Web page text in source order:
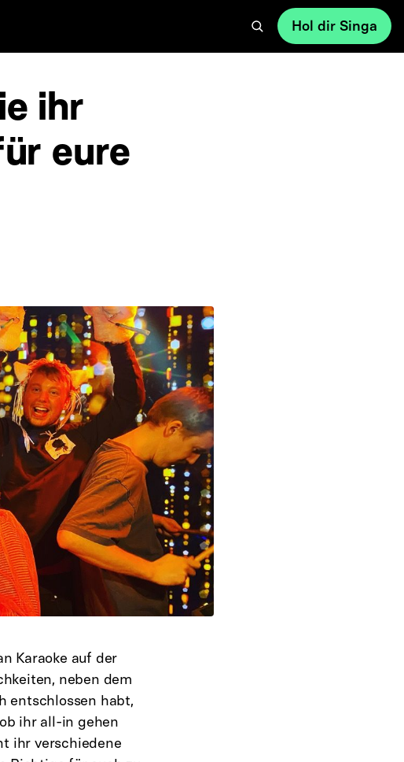
Hol dir Singa
ihr
eure
Karaoke auf der
neben dem
entschlossen habt,
ihr all-in gehen
ihr verschiedene